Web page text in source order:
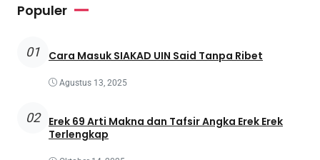
Populer
01 Cara Masuk SIAKAD UIN Said Tanpa Ribet
Agustus 13, 2025
02
Erek 69 Arti Makna dan Tafsir Angka Erek Erek
Terlengkap